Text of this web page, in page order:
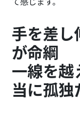
手を差し
が命綱
一線を越
当に孤独